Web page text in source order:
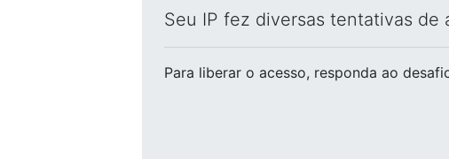
Seu IP fez diversas tentativas de
Para liberar o acesso, responda ao